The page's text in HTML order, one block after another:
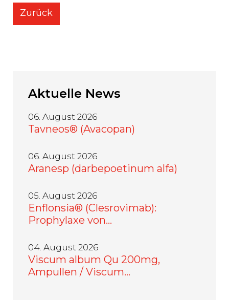
Zurück
Aktuelle News
06. August 2026
Tavneos® (Avacopan)
06. August 2026
Aranesp (darbepoetinum alfa)
05. August 2026
Enflonsia® (Clesrovimab):
Prophylaxe von…
04. August 2026
Viscum album Qu 200mg,
Ampullen / Viscum…